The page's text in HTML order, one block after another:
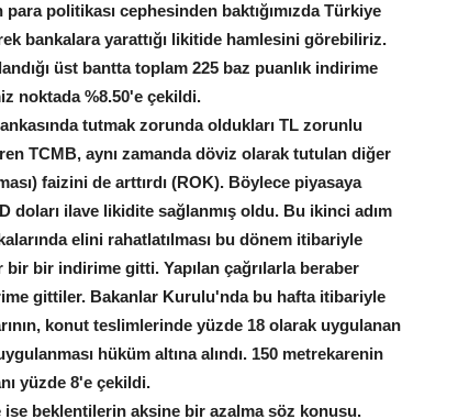
politikası cephesinden baktığımızda Türkiye
bankalara yarattığı likitide hamlesini görebiliriz.
üst bantta toplam 225 baz puanlık indirime
noktada %8.50'e çekildi.
tutmak zorunda oldukları TL zorunlu
TCMB, aynı zamanda döviz olarak tutulan diğer
faizini de arttırdı (ROK). Böylece piyasaya
doları ilave likidite sağlanmış oldu. Bu ikinci adım
elini rahatlatılması bu dönem itibariyle
bir indirime gitti. Yapılan çağrılarla beraber
gittiler. Bakanlar Kurulu'nda bu hafta itibariyle
konut teslimlerinde yüzde 18 olarak uygulanan
hüküm altına alındı. 150 metrekarenin
yüzde 8'e çekildi.
beklentilerin aksine bir azalma söz konusu.